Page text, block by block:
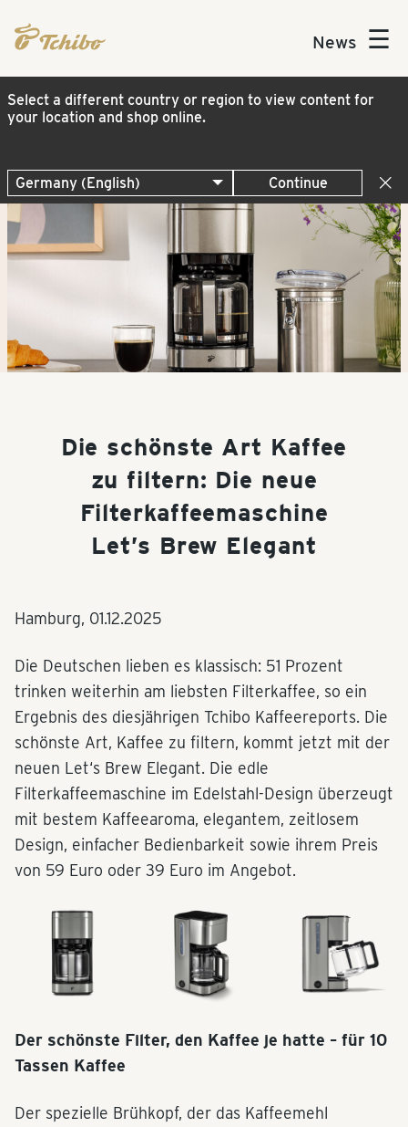
News ☰
Select a different country or region to view content for
your location and shop online.
Continue
Die schönste Art Kaffee
zu filtern: Die neue
Filterkaffeemaschine
Let’s Brew Elegant
Hamburg, 01.12.2025
Die Deutschen lieben es klassisch: 51 Prozent
trinken weiterhin am liebsten Filterkaffee, so ein
Ergebnis des diesjährigen Tchibo Kaffeereports. Die
schönste Art, Kaffee zu filtern, kommt jetzt mit der
neuen Let‘s Brew Elegant. Die edle
Filterkaffeemaschine im Edelstahl-Design überzeugt
mit bestem Kaffeearoma, elegantem, zeitlosem
Design, einfacher Bedienbarkeit sowie ihrem Preis
von 59 Euro oder 39 Euro im Angebot.
Der schönste Filter, den Kaffee je hatte – für 10
Tassen Kaffee
Der spezielle Brühkopf, der das Kaffeemehl